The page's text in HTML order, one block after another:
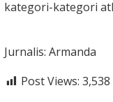
kategori-kategori
Jurnalis: Armanda
Post Views: 3,538